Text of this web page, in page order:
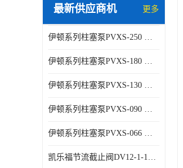
最新供应商机 更多
伊顿系列柱塞泵PVXS-250 钢铁厂液压系统增压油泵
伊顿系列柱塞泵PVXS-180 钢铁厂液压系统增压油泵
伊顿系列柱塞泵PVXS-130 钢铁厂液压系统增压油泵
伊顿系列柱塞泵PVXS-090 钢铁厂液压系统增压油泵
伊顿系列柱塞泵PVXS-066 钢铁厂液压系统增压油泵
凯乐福节流截止阀DV12-1-10 液压站节流阀